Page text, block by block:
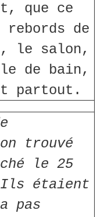
que ce
de
le salon,
de bain,
partout.
trouvé
le 25
Ils étaient
pas